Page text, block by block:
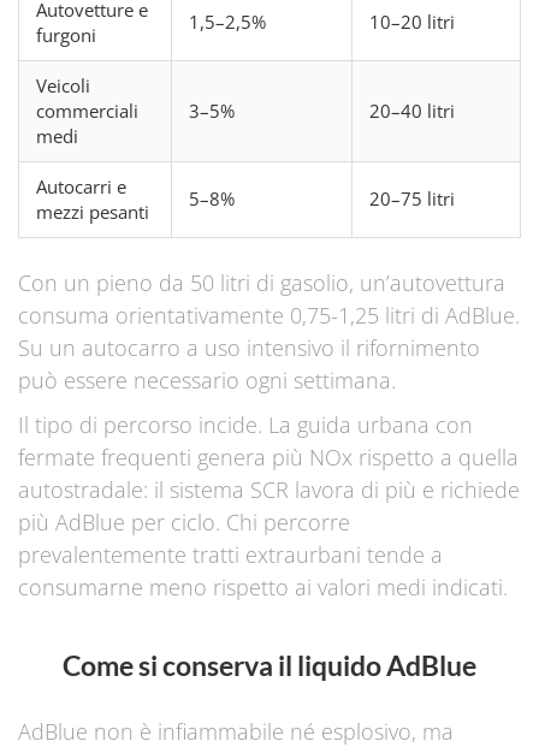
Autovetture e
furgoni
1,5–2,5% 10–20 litri
Veicoli
commerciali
medi
3–5% 20–40 litri
Autocarri e
mezzi pesanti
5–8% 20–75 litri
Con un pieno da 50 litri di gasolio, un’autovettura
consuma orientativamente 0,75-1,25 litri di AdBlue.
Su un autocarro a uso intensivo il rifornimento
può essere necessario ogni settimana.
Il tipo di percorso incide. La guida urbana con
fermate frequenti genera più NOx rispetto a quella
autostradale: il sistema SCR lavora di più e richiede
più AdBlue per ciclo. Chi percorre
prevalentemente tratti extraurbani tende a
consumarne meno rispetto ai valori medi indicati.
Come si conserva il liquido AdBlue
AdBlue non è infiammabile né esplosivo, ma